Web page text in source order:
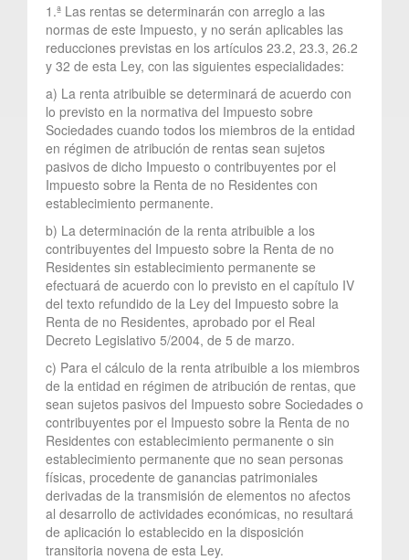
1.ª Las rentas se determinarán con arreglo a las
normas de este Impuesto, y no serán aplicables las
reducciones previstas en los artículos 23.2, 23.3, 26.2
y 32 de esta Ley, con las siguientes especialidades:
a) La renta atribuible se determinará de acuerdo con
lo previsto en la normativa del Impuesto sobre
Sociedades cuando todos los miembros de la entidad
en régimen de atribución de rentas sean sujetos
pasivos de dicho Impuesto o contribuyentes por el
Impuesto sobre la Renta de no Residentes con
establecimiento permanente.
b) La determinación de la renta atribuible a los
contribuyentes del Impuesto sobre la Renta de no
Residentes sin establecimiento permanente se
efectuará de acuerdo con lo previsto en el capítulo IV
del texto refundido de la Ley del Impuesto sobre la
Renta de no Residentes, aprobado por el Real
Decreto Legislativo 5/2004, de 5 de marzo.
c) Para el cálculo de la renta atribuible a los miembros
de la entidad en régimen de atribución de rentas, que
sean sujetos pasivos del Impuesto sobre Sociedades o
contribuyentes por el Impuesto sobre la Renta de no
Residentes con establecimiento permanente o sin
establecimiento permanente que no sean personas
físicas, procedente de ganancias patrimoniales
derivadas de la transmisión de elementos no afectos
al desarrollo de actividades económicas, no resultará
de aplicación lo establecido en la disposición
transitoria novena de esta Ley.